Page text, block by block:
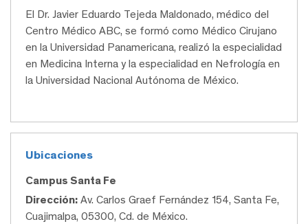
El Dr. Javier Eduardo Tejeda Maldonado, médico del
Centro Médico ABC, se formó como Médico Cirujano
en la Universidad Panamericana, realizó la especialidad
en Medicina Interna y la especialidad en Nefrología en
la Universidad Nacional Autónoma de México.
Ubicaciones
Campus Santa Fe
Dirección: Av. Carlos Graef Fernández 154, Santa Fe,
Cuajimalpa, 05300, Cd. de México.